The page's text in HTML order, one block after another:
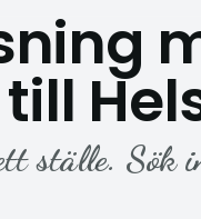
ställe. Sök